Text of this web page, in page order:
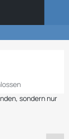
sondern nur